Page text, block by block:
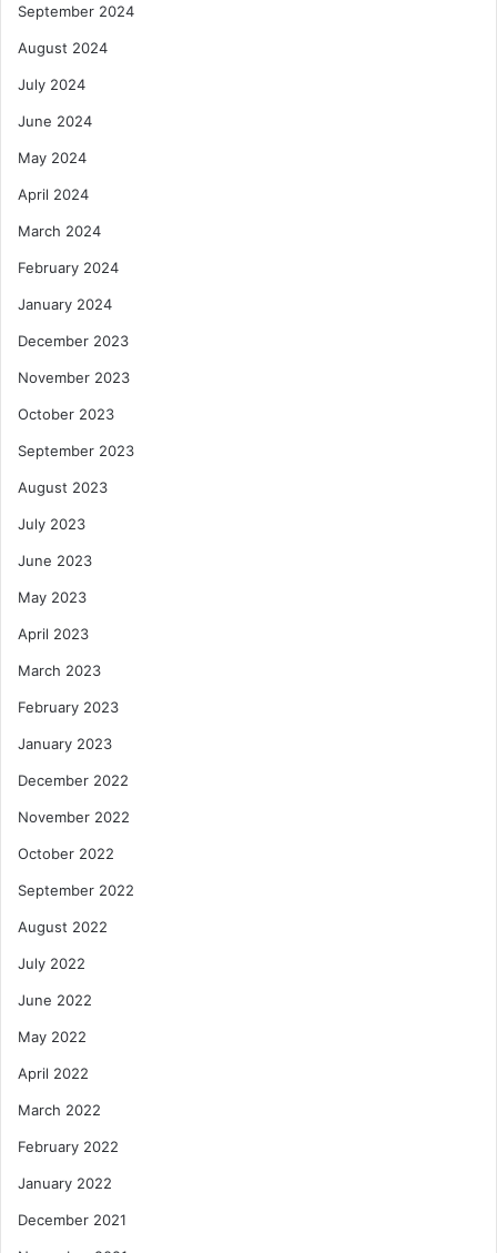
September 2024
August 2024
July 2024
June 2024
May 2024
April 2024
March 2024
February 2024
January 2024
December 2023
November 2023
October 2023
September 2023
August 2023
July 2023
June 2023
May 2023
April 2023
March 2023
February 2023
January 2023
December 2022
November 2022
October 2022
September 2022
August 2022
July 2022
June 2022
May 2022
April 2022
March 2022
February 2022
January 2022
December 2021